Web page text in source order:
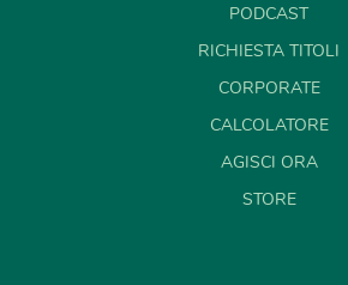
PODCAST
RICHIESTA TITOLI
CORPORATE
CALCOLATORE
AGISCI ORA
STORE